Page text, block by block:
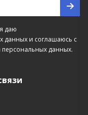
даю
данныхи соглашаюсь с
данных.